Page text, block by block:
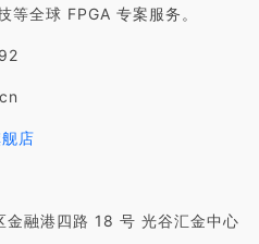
等全球 FPGA 专案服务。
店
金融港四路 18 号 光谷汇金中心